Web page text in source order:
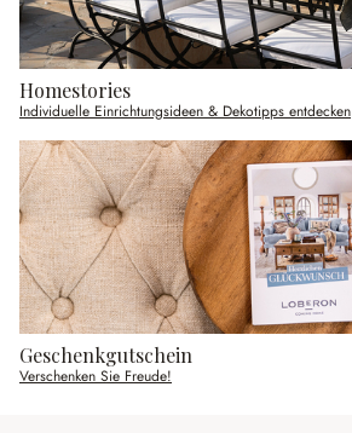
Homestories
Individuelle Einrichtungsideen & Dekotipps entdecken
Geschenkgutschein
Verschenken Sie Freude!